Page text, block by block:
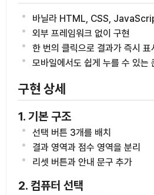
바닐라 HTML, CSS,
외부 프레임워크 없이 구현
한 번의 클릭으로 결과가 즉시 표
모바일에서도 쉽게 누를 수 있는
구현 상세
1. 기본 구조
선택 버튼 3개를 배치
결과 영역과 점수 영역을 분리
리셋 버튼과 안내 문구 추가
2. 컴퓨터 선택